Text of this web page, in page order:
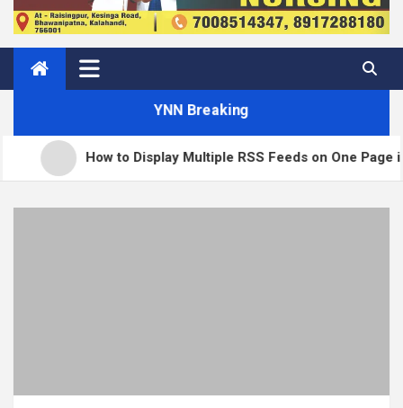
YNN Breaking
Display Multiple RSS Feeds on One Page in WordPress